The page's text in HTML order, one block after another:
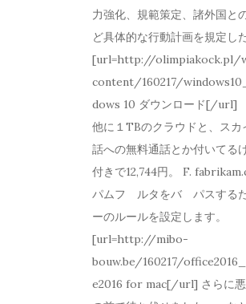
力強化、規範策定、諸外国と
ど具体的な行動計画を規定した
[url=http://olimpiakock.pl/
content/160217/
dows 10 ダウンロード[/url]
他に１TBのクラウドと、ス
話への無料通話とか付いてる
付きで12,744円。 F.
パムフゖルタをバ゗パスする
ーのルールを設定します。
[url=http://mibo-
bouw.be/160217/
e2016 for mac[/url] さらに悪